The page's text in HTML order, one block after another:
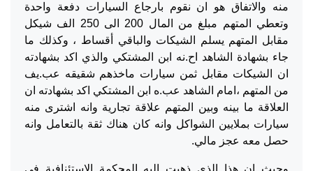
منه والاتفاق هو ان نقوم بارجاع السيارات دفعة واحدة
وتعطي المتهم مبلغ من المال 200 الى 250 الف شيكل
مقابل المتهم يسلم الشيكات والباقي أقساط ، وكذلك ما
جاء بشهادة الشاهد اح.نه ابن المشتكي والذي اكد بشهادته
ان الشيكات مقابل ثمن سيارات ماخذهم شقيقه عب.يف
من المتهم ،امام الشاهد عب.ه ابن المشتكي اكد بشهادته ان
العلاقة ما بينه وبين المتهم علاقة تجارية وانه اشترى منه
سيارات بملايين الشواكل وانه كان هناك ثقة بالتعامل وانه
حصل معه عجز مالي.
وحيث ان هذا الذي ذهبت اليه المحكمة الاستئنافية في